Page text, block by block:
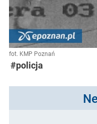
fot. KMP Poznań
#policja